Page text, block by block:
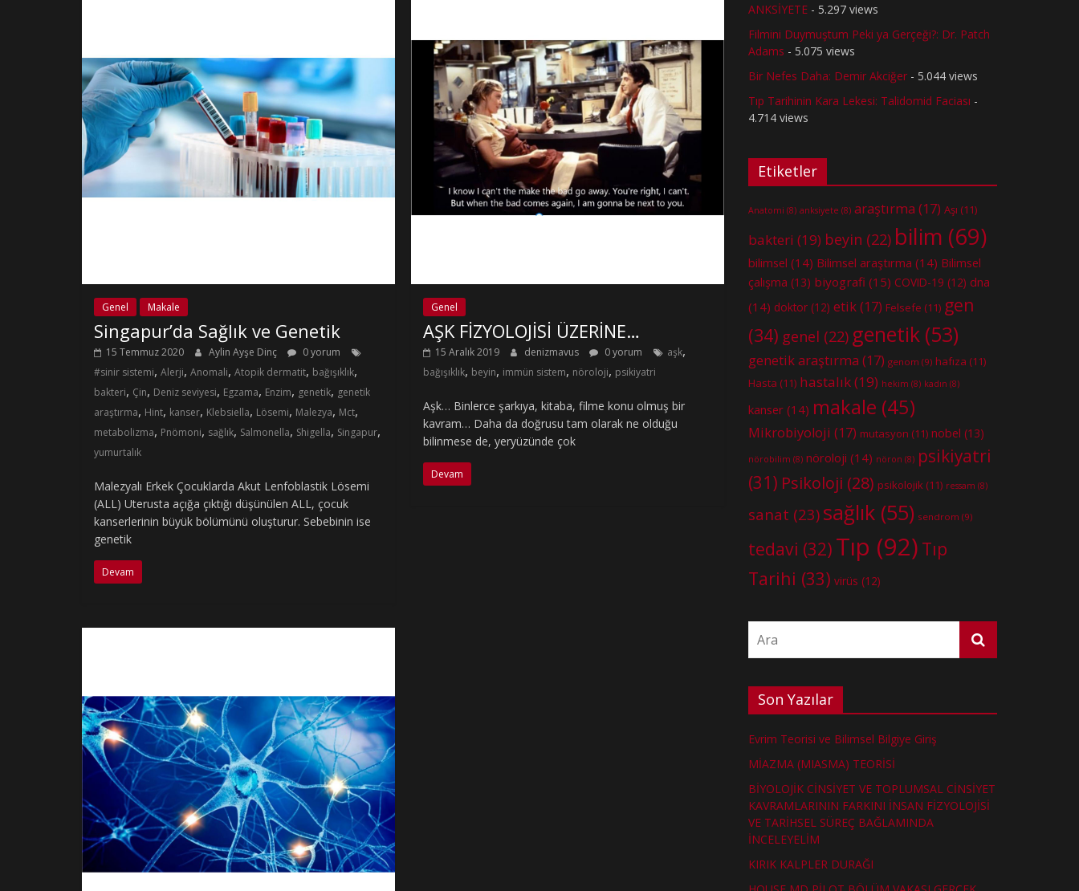
Genel Makale
Singapur’da Sağlık ve Genetik
15 Temmuz 2020 Aylin Ayşe Dinç
0 yorum
#sinir sistemi, Alerji, Anomali, Atopik dermatit, bağışıklık,
bakteri, Çin, Deniz seviyesi, Egzama, Enzim, genetik, genetik
araştırma, Hint, kanser, Klebsiella, Lösemi, Malezya, Mct,
metabolizma, Pnömoni, sağlık, Salmonella, Shigella, Singapur,
yumurtalık
Malezyalı Erkek Çocuklarda Akut Lenfoblastik Lösemi
(ALL) Uterusta açığa çıktığı düşünülen ALL, çocuk
kanserlerinin büyük bölümünü oluşturur. Sebebinin ise
genetik
Devam
Genel
AŞK FİZYOLOJİSİ ÜZERİNE…
15 Aralık 2019 denizmavus 0 yorum aşk,
bağışıklık, beyin, immün sistem, nöroloji, psikiyatri
Aşk… Binlerce şarkıya, kitaba, filme konu olmuş bir
kavram… Daha da doğrusu tam olarak ne olduğu
bilinmese de, yeryüzünde çok
Devam
ANKSİYETE - 5.297 views
Filmini Duymuştum Peki ya Gerçeği?: Dr. Patch
Adams - 5.075 views
Bir Nefes Daha: Demir Akciğer - 5.044 views
Tıp Tarihinin Kara Lekesi: Talidomid Faciası -
4.714 views
Etiketler
Anatomi (8) anksiyete (8) araştırma (17) Aşı (11)
bakteri (19) beyin (22) bilim (69)
bilimsel (14) Bilimsel araştırma (14) Bilimsel
çalışma (13) biyografi (15) COVID-19 (12) dna
(14) doktor (12) etik(17) Felsefe (11) gen
(34) genel (22) genetik (53)
genetik araştırma (17) genom (9) hafıza (11)
Hasta (11) hastalık(19) hekim (8) kadın (8)
kanser (14) makale (45)
Mikrobiyoloji (17) mutasyon (11) nobel (13)
nörobilim (8) nöroloji (14) nöron (8) psikiyatri
(31) Psikoloji (28) psikolojik (11) ressam (8)
sanat (23) sağlık (55) sendrom (9)
tedavi (32) Tıp (92) Tıp
Tarihi (33) virüs (12)
Son Yazılar
Evrim Teorisi ve Bilimsel Bilgiye Giriş
MİAZMA (MIASMA) TEORİSİ
BİYOLOJİK CİNSİYET VE TOPLUMSAL CİNSİYET
KAVRAMLARININ FARKINI İNSAN FİZYOLOJİSİ
VE TARİHSEL SÜREÇ BAĞLAMINDA
İNCELEYELİM
KIRIK KALPLER DURAĞI